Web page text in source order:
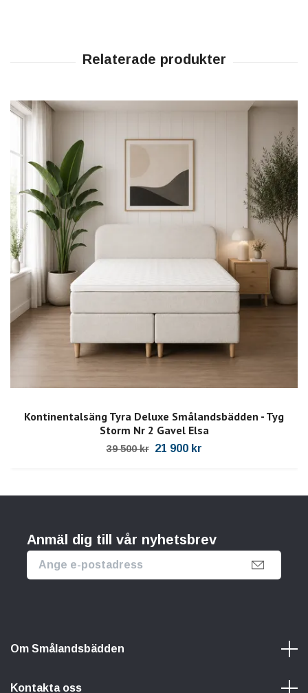
Kontinentalsäng Tyra Deluxe Smålandsbädden - Tyg
Storm Nr 2 Gavel Elsa
39 500 kr 21 900 kr
Anmäl dig till vår nyhetsbrev
Om Smålandsbädden
Kontakta oss